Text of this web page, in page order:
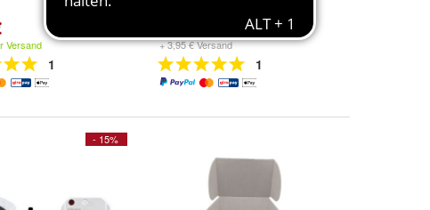
Versand
1
+ 3,95 € Versand
1
- 15%